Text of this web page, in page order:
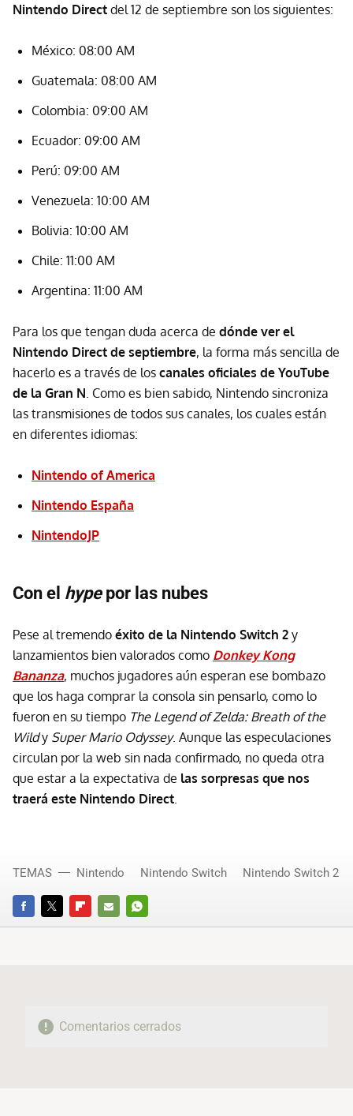
Nintendo Direct del 12 de septiembre son los siguientes:
México: 08:00 AM
Guatemala: 08:00 AM
Colombia: 09:00 AM
Ecuador: 09:00 AM
Perú: 09:00 AM
Venezuela: 10:00 AM
Bolivia: 10:00 AM
Chile: 11:00 AM
Argentina: 11:00 AM
Para los que tengan duda acerca de dónde ver el
Nintendo Direct de septiembre, la forma más sencilla de
hacerlo es a través de los canales oficiales de YouTube
de la Gran N. Como es bien sabido, Nintendo sincroniza
las transmisiones de todos sus canales, los cuales están
en diferentes idiomas:
Nintendo of America
Nintendo España
NintendoJP
Con el hypepor las nubes
Pese al tremendo éxito de la Nintendo Switch 2 y
lanzamientos bien valorados como Donkey Kong
Bananza, muchos jugadores aún esperan ese bombazo
que los haga comprar la consola sin pensarlo, como lo
fueron en su tiempo The Legend of Zelda: Breath of the
Wildy Super Mario Odyssey. Aunque las especulaciones
circulan por la web sin nada confirmado, no queda otra
que estar a la expectativa de las sorpresas que nos
traerá este Nintendo Direct.
FACEBOOKTWITTERFLIPBOARD
E-
WHATSAPP
TEMAS Nintendo Nintendo Switch Nintendo Switch 2
Comentarios cerrados